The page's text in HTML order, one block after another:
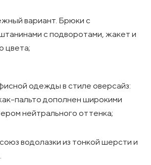
вариант. Брюки с
с подворотами, жакет и
цвета;
одежды в стиле оверсайз:
пальто дополнен широкими
нейтрального оттенка;
водолазки из тонкой шерсти и